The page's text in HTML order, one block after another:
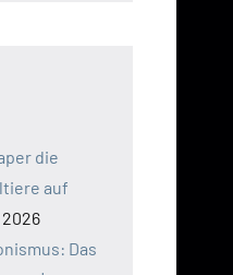
die
auf
Das